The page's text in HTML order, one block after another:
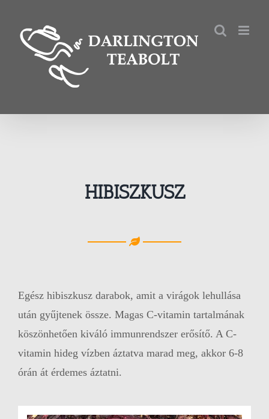
HIBISZKUSZ
Egész hibiszkusz darabok, amit a virágok lehullása
után gyűjtenek össze. Magas C-vitamin tartalmának
köszönhetően kiváló immunrendszer erősítő. A C-
vitamin hideg vízben áztatva marad meg, akkor 6-8
órán át érdemes áztatni.